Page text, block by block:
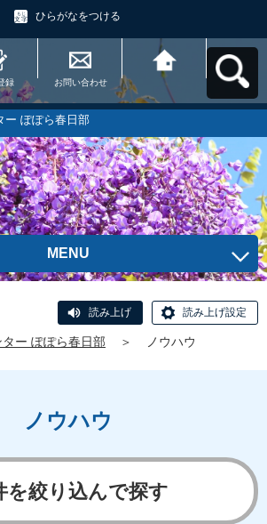
ひらがなをつける
録 お問い合わせ
春日部市市民活動セ
ンター ぽぽら春日部
へ戻る
ー ぽぽら春日部
MENU
読み上げ 読み上げ設定
ー ぽぽら春日部 ＞ ノウハウ
ノウハウ
を絞り込んで探す